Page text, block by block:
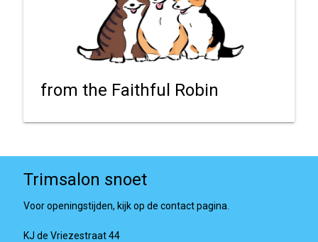
from the Faithful Robin
Trimsalon snoet
Voor openingstijden, kijk op de contact pagina.
KJ de Vriezestraat 44